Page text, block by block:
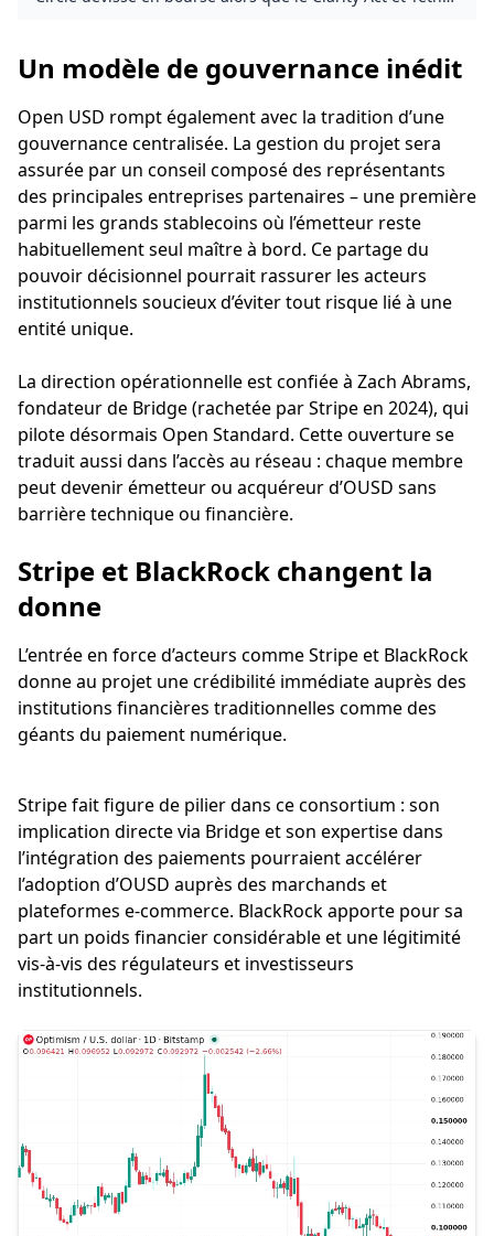
Un modèle de gouvernance inédit
Open USD rompt également avec la tradition d’une
gouvernance centralisée. La gestion du projet sera
assurée par un conseil composé des représentants
des principales entreprises partenaires – une première
parmi les grands stablecoins où l’émetteur reste
habituellement seul maître à bord. Ce partage du
pouvoir décisionnel pourrait rassurer les acteurs
institutionnels soucieux d’éviter tout risque lié à une
entité unique.
La direction opérationnelle est confiée à Zach Abrams,
fondateur de Bridge (rachetée par Stripe en 2024), qui
pilote désormais Open Standard. Cette ouverture se
traduit aussi dans l’accès au réseau : chaque membre
peut devenir émetteur ou acquéreur d’OUSD sans
barrière technique ou financière.
Stripe et BlackRock changent la
donne
L’entrée en force d’acteurs comme Stripe et BlackRock
donne au projet une crédibilité immédiate auprès des
institutions financières traditionnelles comme des
géants du paiement numérique.
Stripe fait figure de pilier dans ce consortium : son
implication directe via Bridge et son expertise dans
l’intégration des paiements pourraient accélérer
l’adoption d’OUSD auprès des marchands et
plateformes e-commerce. BlackRock apporte pour sa
part un poids financier considérable et une légitimité
vis-à-vis des régulateurs et investisseurs
institutionnels.